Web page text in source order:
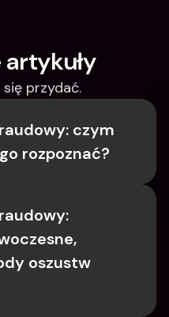
artykuły
przydać.
czym
rozpoznać?
oszustw